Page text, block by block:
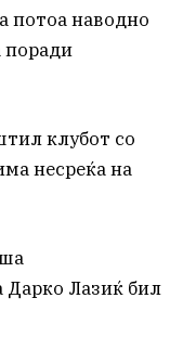
потоа наводно
поради
клубот со
несреќа на
Дарко Лазиќ бил